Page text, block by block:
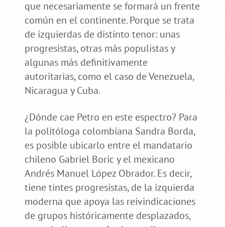
que necesariamente se formará un frente
común en el continente. Porque se trata
de izquierdas de distinto tenor: unas
progresistas, otras más populistas y
algunas más definitivamente
autoritarias, como el caso de Venezuela,
Nicaragua y Cuba.
¿Dónde cae Petro en este espectro? Para
la politóloga colombiana Sandra Borda,
es posible ubicarlo entre el mandatario
chileno Gabriel Boric y el mexicano
Andrés Manuel López Obrador. Es decir,
tiene tintes progresistas, de la izquierda
moderna que apoya las reivindicaciones
de grupos históricamente desplazados,